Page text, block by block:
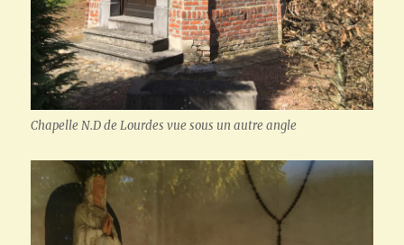
Chapelle N.D de Lourdes vue sous un autre angle